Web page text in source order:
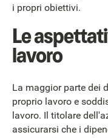
i propri obiettivi.
Le
lavoro
La maggior parte dei
proprio lavoro e
lavoro. Il titolare
assicurarsi che i